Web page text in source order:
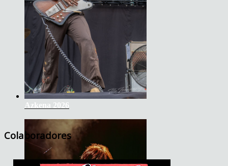
Azkena 2026
Colaboradores